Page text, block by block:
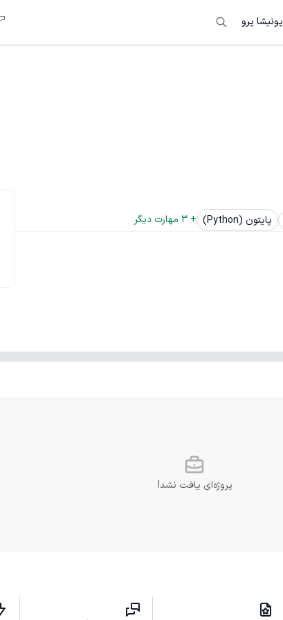
پونیشا پرو
پایتون (Python) +
3 مهارت دیگر
پروژه‌ای یافت نشد!